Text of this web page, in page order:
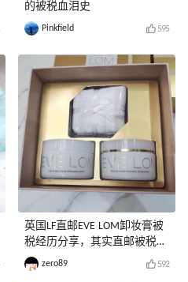
的被税血泪史
Pinkfield 595
英国LF直邮EVE LOM卸妆膏被
税经历分享，其实直邮被税比
转运划算
zero89 592